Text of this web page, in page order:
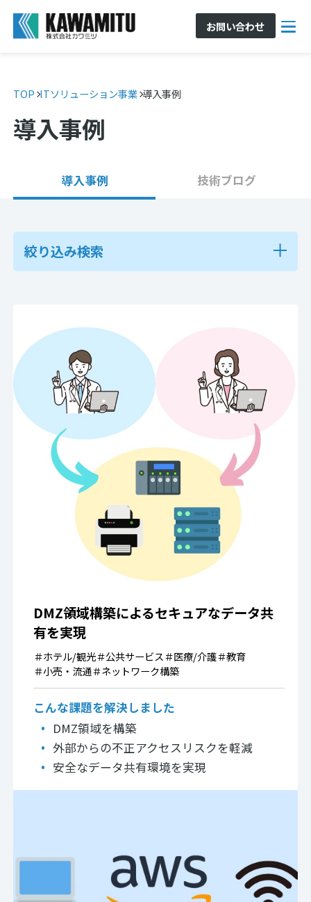
お問い合わせ
TOP ITソリューション事業 導入事例
導入事例
導入事例 技術ブログ
絞り込み検索
DMZ領域構築によるセキュアなデータ共
有を実現
＃ホテル/観光＃公共サービス＃医療/介護＃教育
＃小売・流通＃ネットワーク構築
こんな課題を解決しました
DMZ領域を構築
外部からの不正アクセスリスクを軽減
安全なデータ共有環境を実現